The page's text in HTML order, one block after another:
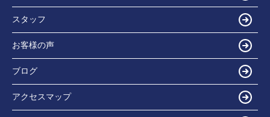
スタッフ
お客様の声
ブログ
アクセスマップ